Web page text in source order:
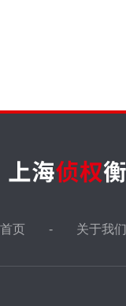
首页 关于我们